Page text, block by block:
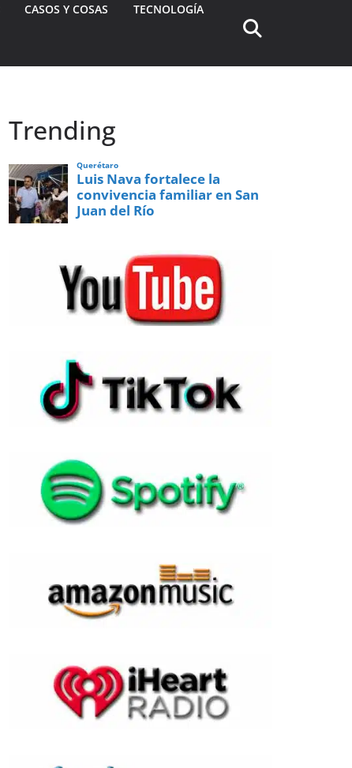
CASOS Y COSAS TECNOLOGÍA
Trending